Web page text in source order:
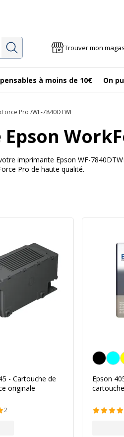
Rechercher Trouver mon
à moins de 10€ On
Pro WF-7840DTWF
imprimante Epson WF-
Pro de haute qualité.
- Cartouche de
originale
2
Noir
Epson